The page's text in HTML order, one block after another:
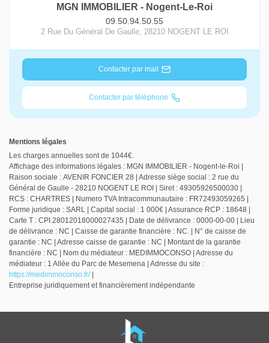
MGN IMMOBILIER - Nogent-Le-Roi
09.50.94.50.55
2 Rue Du Général De Gaulle, 28210 NOGENT LE ROI
Contacter par mail
Contacter par téléphone
Mentions légales
Les charges annuelles sont de 1044€.
Affichage des informations légales : MGN IMMOBILIER - Nogent-le-Roi |
Raison sociale : AVENIR FONCIER 28 | Adresse siège social : 2 rue du
Général de Gaulle - 28210 NOGENT LE ROI | Siret : 49305926500030 |
RCS : CHARTRES | Numero TVA Intracommunautaire : FR72493059265 |
Forme juridique : SARL | Capital social : 1 000€ | Assurance RCP : 18648 |
Carte T : CPI 28012018000027435 | Date de délivrance : 0000-00-00 | Lieu
de délivrance : NC | Caisse de garantie financière : NC. | N° de caisse de
garantie : NC | Adresse caisse de garantie : NC | Montant de la garantie
financière : NC | Nom du médiateur : MEDIMMOCONSO | Adresse du
médiateur : 1 Allée du Parc de Mesemena | Adresse du site :
https://medimmoconso.fr/|
Entreprise juridiquement et financièrement indépendante